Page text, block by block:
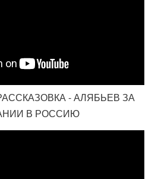
- АЛЯБЬЕВ ЗА
В РОССИЮ